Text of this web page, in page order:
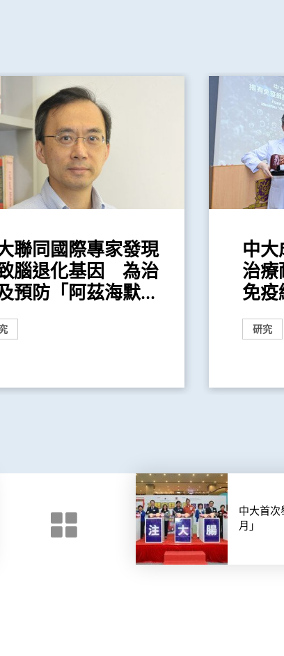
聯同國際專家發現
腦退化基因 為治
預防「阿茲海默...
中
治
免疫
研究
中大首次
月」